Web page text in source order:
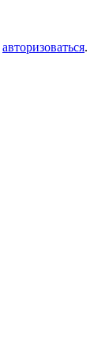
авторизоваться.